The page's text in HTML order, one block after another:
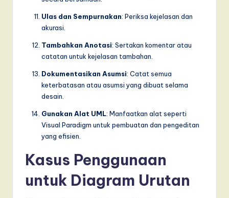
Ulas dan Sempurnakan: Periksa kejelasan dan
akurasi.
Tambahkan Anotasi: Sertakan komentar atau
catatan untuk kejelasan tambahan.
Dokumentasikan Asumsi: Catat semua
keterbatasan atau asumsi yang dibuat selama
desain.
Gunakan Alat UML: Manfaatkan alat seperti
Visual Paradigm untuk pembuatan dan pengeditan
yang efisien.
Kasus Penggunaan
untuk Diagram Urutan